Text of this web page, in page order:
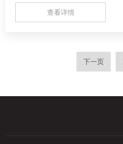
查看详情
下一页